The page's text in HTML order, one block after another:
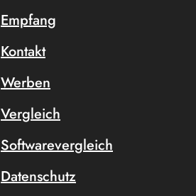
Empfang
Kontakt
Werben
Vergleich
Softwarevergleich
Datenschutz